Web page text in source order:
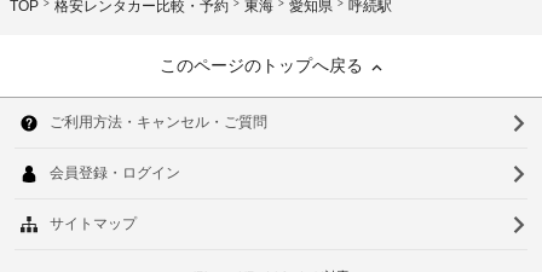
TOP 格安レンタカー比較・予約 東海 愛知県 呼続駅
このページのトップへ戻る